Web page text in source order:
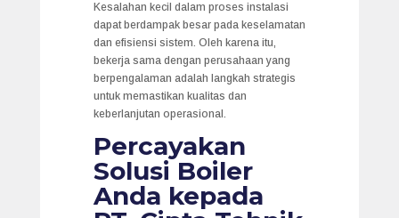
Kesalahan kecil dalam proses instalasi
dapat berdampak besar pada keselamatan
dan efisiensi sistem. Oleh karena itu,
bekerja sama dengan perusahaan yang
berpengalaman adalah langkah strategis
untuk memastikan kualitas dan
keberlanjutan operasional.
Percayakan
Solusi Boiler
Anda kepada